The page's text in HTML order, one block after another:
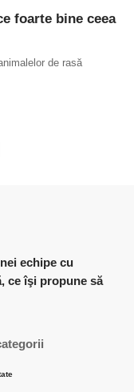
foarte bine ceea
de rasă
ce îşi propune să